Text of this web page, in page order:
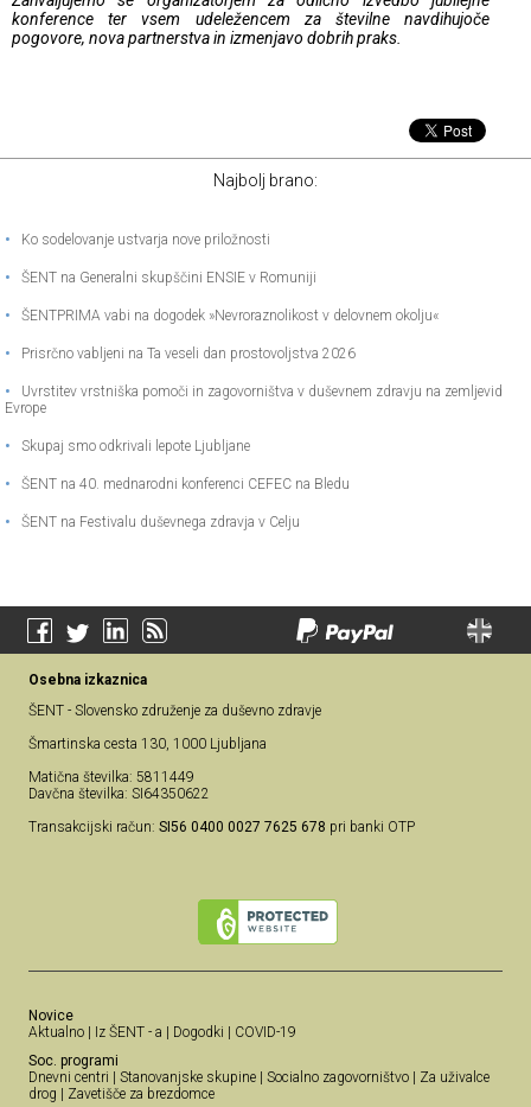
konference ter vsem udeležencem za številne navdihujoče
pogovore, nova partnerstva in izmenjavo dobrih praks.
Najbolj brano:
• Ko sodelovanje ustvarja nove priložnosti
• ŠENT na Generalni skupščini ENSIE v Romuniji
• ŠENTPRIMA vabi na dogodek »Nevroraznolikost v delovnem okolju«
• Prisrčno vabljeni na Ta veseli dan prostovoljstva 2026
•
Uvrstitev vrstniška pomoči in zagovorništva v duševnem zdravju na zemljevid
Evrope
• Skupaj smo odkrivali lepote Ljubljane
• ŠENT na 40. mednarodni konferenci CEFEC na Bledu
• ŠENT na Festivalu duševnega zdravja v Celju
Osebna izkaznica
ŠENT - Slovensko združenje za duševno zdravje
Šmartinska cesta 130, 1000 Ljubljana
Matična številka: 5811449
Davčna številka: SI64350622
Transakcijski račun: SI56 0400 0027 7625 678 pri banki OTP
Novice
Aktualno | Iz ŠENT - a | Dogodki | COVID-19
Soc. programi
Dnevni centri | Stanovanjske skupine | Socialno zagovorništvo | Za uživalce
drog | Zavetišče za brezdomce